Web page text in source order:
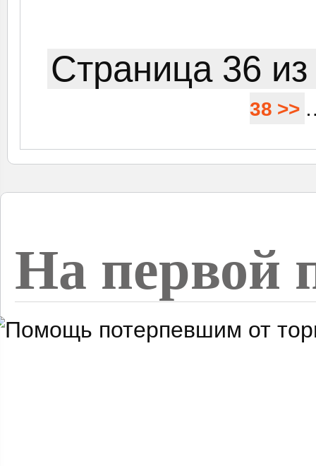
Страница 36
38 >>
На первой